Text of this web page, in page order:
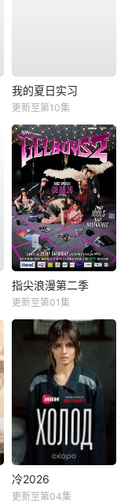
我的夏日实习
更新至第10集
指尖浪漫第二季
更新至第01集
冷2026
更新至第04集